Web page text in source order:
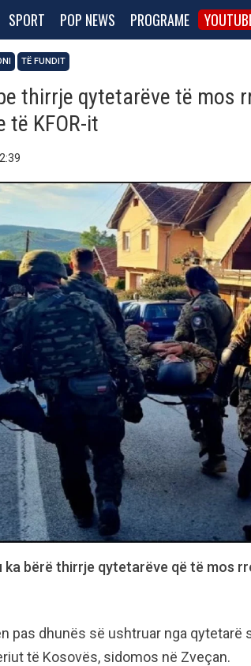
SPORT POP NEWS PROGRAME
TË FUNDIT
thirrje qytetarëve të mos
të KFOR-it
ka bërë thirrje qytetarëve që të mos
pas dhunës së ushtruar nga qytetarë
të Kosovës, sidomos në Zveçan.